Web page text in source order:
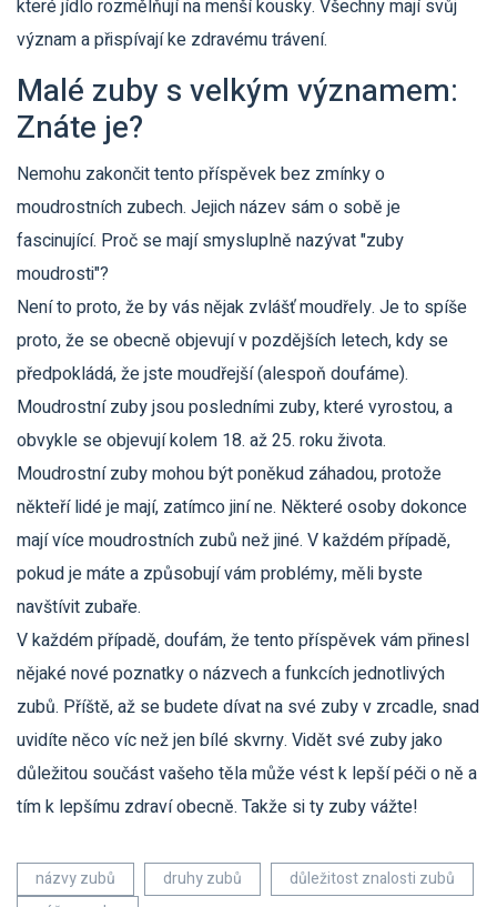
které jídlo rozmělňují na menší kousky. Všechny mají svůj
význam a přispívají ke zdravému trávení.
Malé zuby s velkým významem:
Znáte je?
Nemohu zakončit tento příspěvek bez zmínky o
moudrostních zubech. Jejich název sám o sobě je
fascinující. Proč se mají smysluplně nazývat "zuby
moudrosti"?
Není to proto, že by vás nějak zvlášť moudřely. Je to spíše
proto, že se obecně objevují v pozdějších letech, kdy se
předpokládá, že jste moudřejší (alespoň doufáme).
Moudrostní zuby jsou posledními zuby, které vyrostou, a
obvykle se objevují kolem 18. až 25. roku života.
Moudrostní zuby mohou být poněkud záhadou, protože
někteří lidé je mají, zatímco jiní ne. Některé osoby dokonce
mají více moudrostních zubů než jiné. V každém případě,
pokud je máte a způsobují vám problémy, měli byste
navštívit zubaře.
V každém případě, doufám, že tento příspěvek vám přinesl
nějaké nové poznatky o názvech a funkcích jednotlivých
zubů. Příště, až se budete dívat na své zuby v zrcadle, snad
uvidíte něco víc než jen bílé skvrny. Vidět své zuby jako
důležitou součást vašeho těla může vést k lepší péči o ně a
tím k lepšímu zdraví obecně. Takže si ty zuby vážte!
názvy zubů druhy zubů
důležitost znalosti zubů